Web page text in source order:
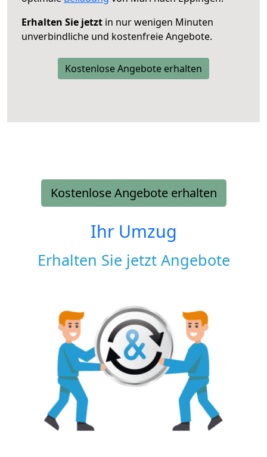
Erhalten Sie jetzt in nur wenigen Minuten
unverbindliche und kostenfreie Angebote.
Kostenlose Angebote erhalten
Kostenlose Angebote erhalten
Ihr Umzug
Erhalten Sie jetzt Angebote